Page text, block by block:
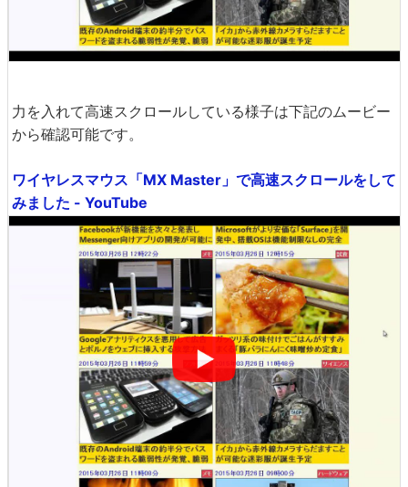
力を入れて高速スクロールしている様子は下記のムービー
から確認可能です。
ワイヤレスマウス「MX Master」で高速スクロールをして
みました - YouTube